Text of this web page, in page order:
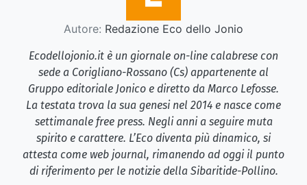
Autore: Redazione Eco dello Jonio
Ecodellojonio.it è un giornale on-line calabrese con
sede a Corigliano-Rossano (Cs) appartenente al
Gruppo editoriale Jonico e diretto da Marco Lefosse.
La testata trova la sua genesi nel 2014 e nasce come
settimanale free press. Negli anni a seguire muta
spirito e carattere. L’Eco diventa più dinamico, si
attesta come web journal, rimanendo ad oggi il punto
di riferimento per le notizie della Sibaritide-Pollino.